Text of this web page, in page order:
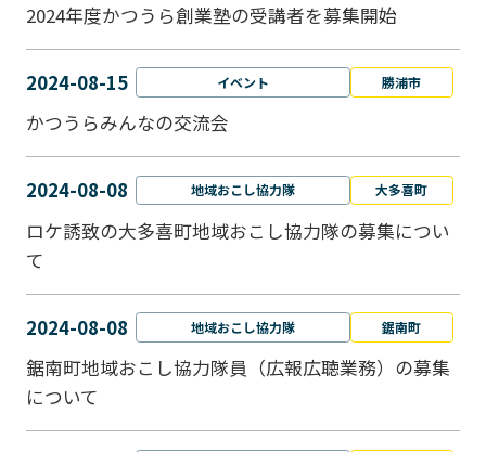
2024年度かつうら創業塾の受講者を募集開始
2024-08-15 イベント 勝浦市
かつうらみんなの交流会
2024-08-08 地域おこし協力隊 大多喜町
ロケ誘致の大多喜町地域おこし協力隊の募集につい
て
2024-08-08 地域おこし協力隊 鋸南町
鋸南町地域おこし協力隊員（広報広聴業務）の募集
について